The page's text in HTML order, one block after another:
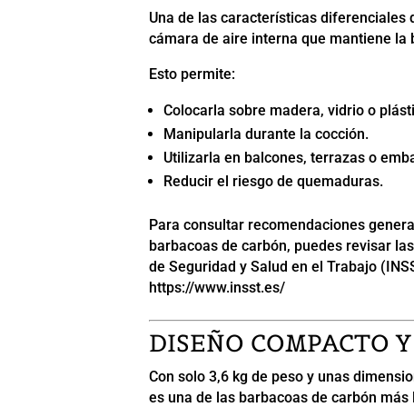
Una de las características diferenciales
cámara de aire interna que mantiene la
Esto permite:
Colocarla sobre madera, vidrio o
Manipularla durante la cocción.
Utilizarla en balcones, terrazas o
Reducir el riesgo de quemaduras.
Para consultar recomendaciones
barbacoas de carbón, puedes revisar
de Seguridad y Salud en el Trabajo
https://www.insst.es/
DISEÑO COMPACTO
Con solo 3,6 kg de peso y unas
es una de las barbacoas de carbón